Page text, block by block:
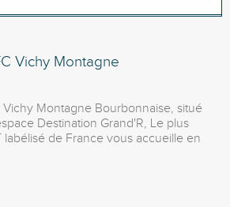
À...
PAR...
Vichy Montagne
Vichy Montagne Bourbonnaise, situé
Destination Grand'R, Le plus
labélisé de France vous accueille en